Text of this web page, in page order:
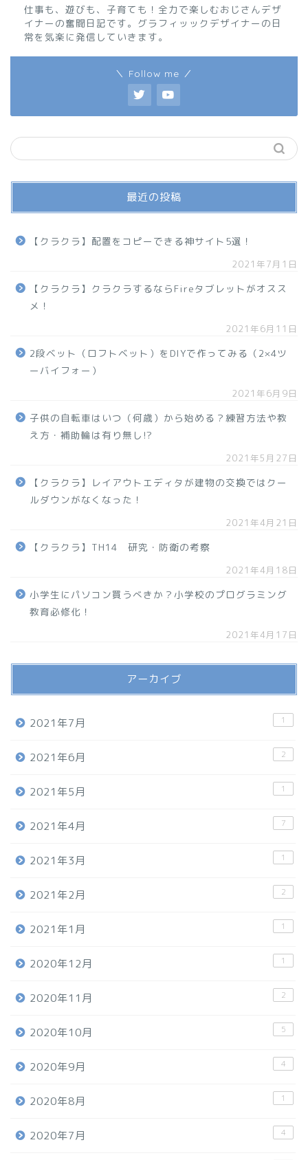
仕事も、遊びも、子育ても！全力で楽しむおじさんデザ
イナーの奮闘日記です。グラフィッックデザイナーの日
常を気楽に発信していきます。
＼ Follow me ／
最近の投稿
【クラクラ】配置をコピーできる神サイト5選！
2021年7月1日
【クラクラ】クラクラするならFireタブレットがオスス
メ！
2021年6月11日
2段ベット（ロフトベット）をDIYで作ってみる（2×4ツ
ーバイフォー）
2021年6月9日
子供の自転車はいつ（何歳）から始める？練習方法や教
え方・補助輪は有り無し!?
2021年5月27日
【クラクラ】レイアウトエディタが建物の交換ではクー
ルダウンがなくなった！
2021年4月21日
【クラクラ】TH14 研究・防衛の考察
2021年4月18日
小学生にパソコン買うべきか？小学校のプログラミング
教育必修化！
2021年4月17日
アーカイブ
2021年7月 1
2021年6月 2
2021年5月 1
2021年4月 7
2021年3月 1
2021年2月 2
2021年1月 1
2020年12月 1
2020年11月 2
2020年10月 5
2020年9月 4
2020年8月 1
2020年7月 4